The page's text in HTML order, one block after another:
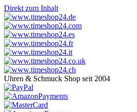
Direkt zum Inhalt
Uhren & Schmuck Shop seit 2004